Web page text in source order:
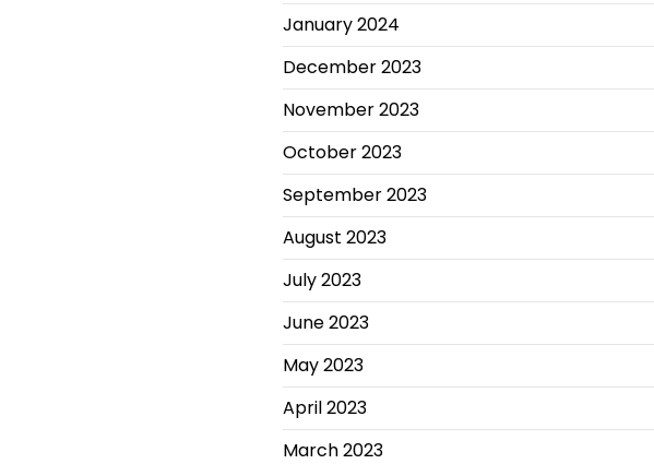
January 2024
December 2023
November 2023
October 2023
September 2023
August 2023
July 2023
June 2023
May 2023
April 2023
March 2023